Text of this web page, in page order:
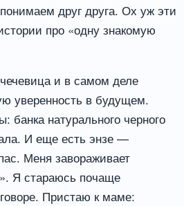
друг друга. Ох уж эти
про «одну знакомую
и в самом деле
уверенность в будущем.
банка натурального черного
И еще есть энзе —
Меня завораживает
Я стараюсь почаще
Пристаю к маме: